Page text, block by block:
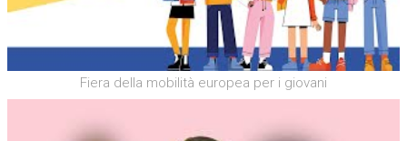
Fiera della mobilità europea per i giovani